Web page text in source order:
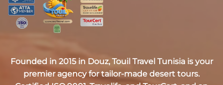
Founded in 2015 in Douz, Touil Travel Tunisiais your
premier agency for tailor-made desert tours.